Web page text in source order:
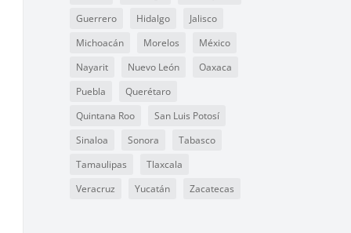
Guerrero
Hidalgo
Jalisco
Michoacán
Morelos
México
Nayarit
Nuevo León
Oaxaca
Puebla
Querétaro
Quintana Roo
San Luis Potosí
Sinaloa
Sonora
Tabasco
Tamaulipas
Tlaxcala
Veracruz
Yucatán Zacatecas